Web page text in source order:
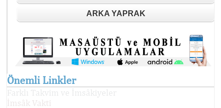
ARKA YAPRAK
Önemli Linkler
İmsâk Vakti